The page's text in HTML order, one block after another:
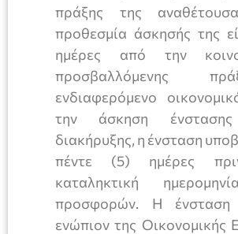
πράξης της
προθεσμία άσκησής της
ημέρες από την
προσβαλλόμενης
ενδιαφερόμενο
την άσκηση
διακήρυξης, η ένσταση
πέντε (5) ημέρες
καταληκτική
προσφορών. Η ένσταση
ενώπιον της Οικονομικής